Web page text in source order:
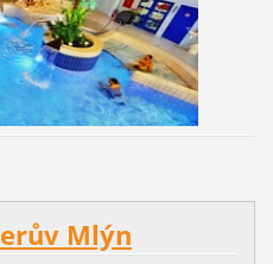
Mlýn